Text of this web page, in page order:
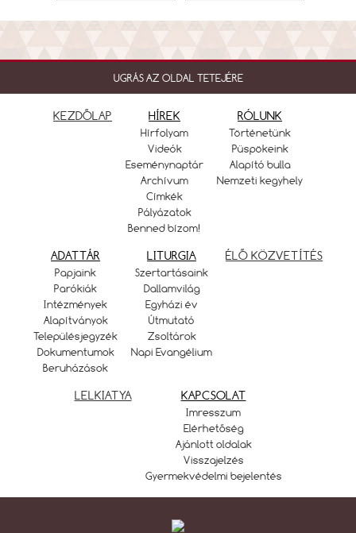
UGRÁS AZ OLDAL TETEJÉRE
KEZDŐLAP HÍREK
Hírfolyam
Videók
Eseménynaptár
Archívum
Címkék
Pályázatok
Benned bízom!
RÓLUNK
Történetünk
Püspökeink
Alapító bulla
Nemzeti kegyhely
ADATTÁR
Papjaink
Parókiák
Intézmények
Alapítványok
Településjegyzék
Dokumentumok
Beruházások
LITURGIA
Szertartásaink
Dallamvilág
Egyházi év
Útmutató
Zsoltárok
Napi Evangélium
ÉLŐ KÖZVETÍTÉS
LELKIATYA KAPCSOLAT
Imresszum
Elérhetőség
Ajánlott oldalak
Visszajelzés
Gyermekvédelmi bejelentés